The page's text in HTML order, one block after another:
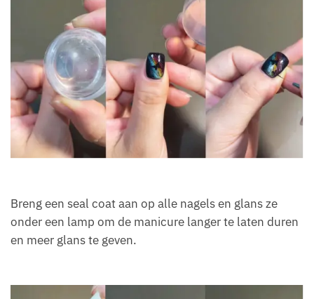
Breng een seal coat aan op alle nagels en glans ze
onder een lamp om de manicure langer te laten duren
en meer glans te geven.